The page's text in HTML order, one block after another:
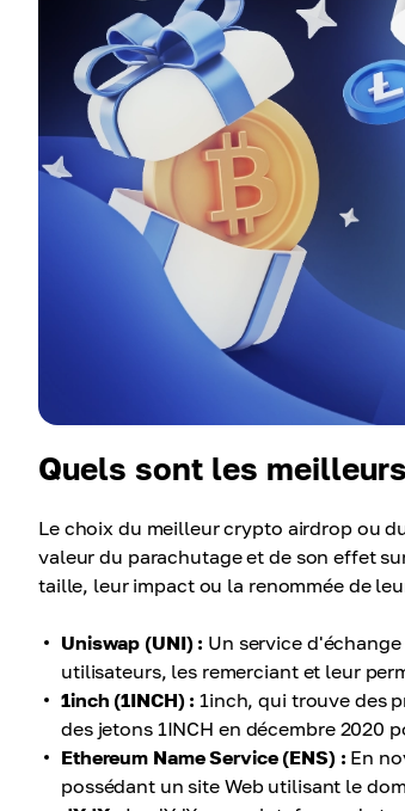
Quels sont les
Le choix du meilleur crypto airdrop ou
valeur du parachutage et de son effet
taille, leur impact ou la renommée de
Uniswap (UNI) : Un service
utilisateurs, les remerciant et leur
1inch (1INCH) : 1inch, qui trouve des
des jetons 1INCH en décembre 2020
Ethereum Name Service (ENS) : En
possédant un site Web utilisant le